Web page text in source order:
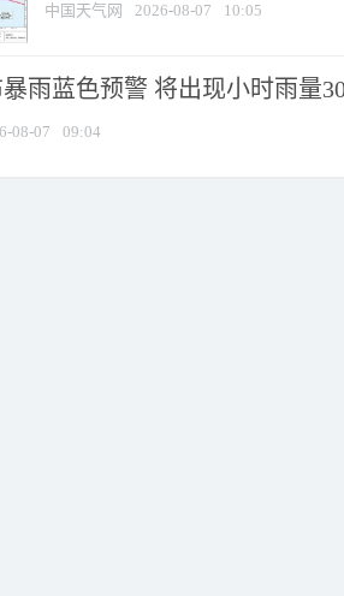
中国天气网 2026-08-07 10:05
雨蓝色预警 将出现小时雨量
08-07 09:04